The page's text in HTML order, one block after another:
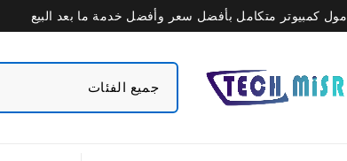
مول كمبيوتر متكامل بأفضل سعر وأفضل خدمة ما بعد البيع